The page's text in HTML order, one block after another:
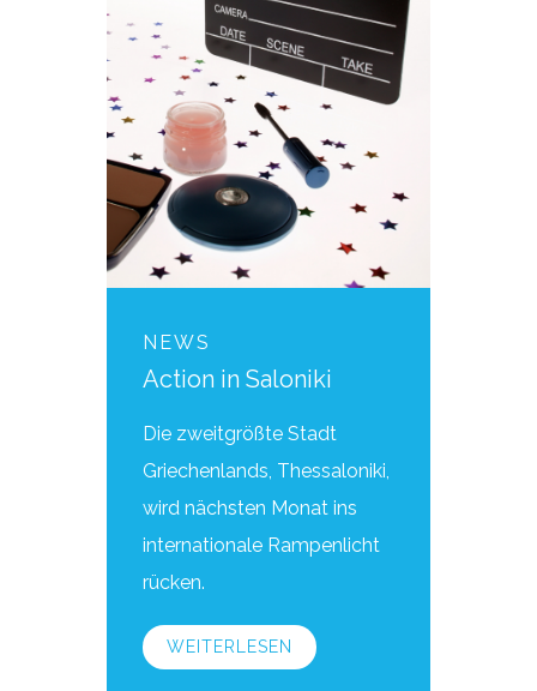
NEWS
Action in Saloniki
Die zweitgrößte Stadt
Griechenlands, Thessaloniki,
wird nächsten Monat ins
internationale Rampenlicht
rücken.
WEITERLESEN